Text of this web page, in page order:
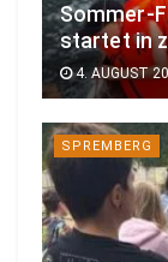
Sommer-
startet in
4. AUGUST
SPREMBERG